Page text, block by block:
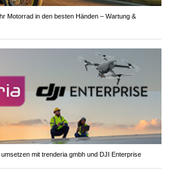
Motorrad in den besten Händen – Wartung &
mit trenderia gmbh und DJI Enterprise